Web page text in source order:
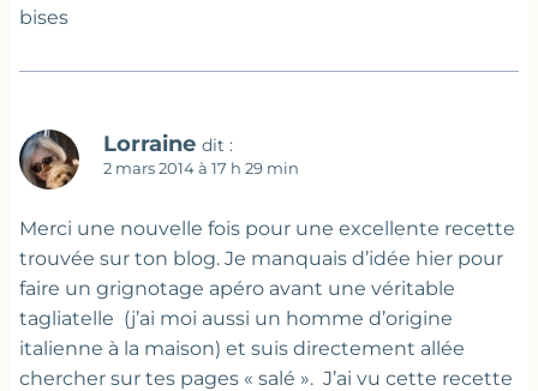
bises
Lorraine dit :
2 mars 2014 à 17 h 29 min
Merci une nouvelle fois pour une excellente recette
trouvée sur ton blog. Je manquais d’idée hier pour
faire un grignotage apéro avant une véritable
tagliatelle (j’ai moi aussi un homme d’origine
italienne à la maison) et suis directement allée
chercher sur tes pages « salé ». J’ai vu cette recette